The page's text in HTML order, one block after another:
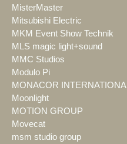
MisterMaster
Mitsubishi Electric
MKM Event Show Technik
MLS magic light+sound
MMC Studios
Modulo Pi
MONACOR INTERNATIONAL
Moonlight
MOTION GROUP
Movecat
msm studio group